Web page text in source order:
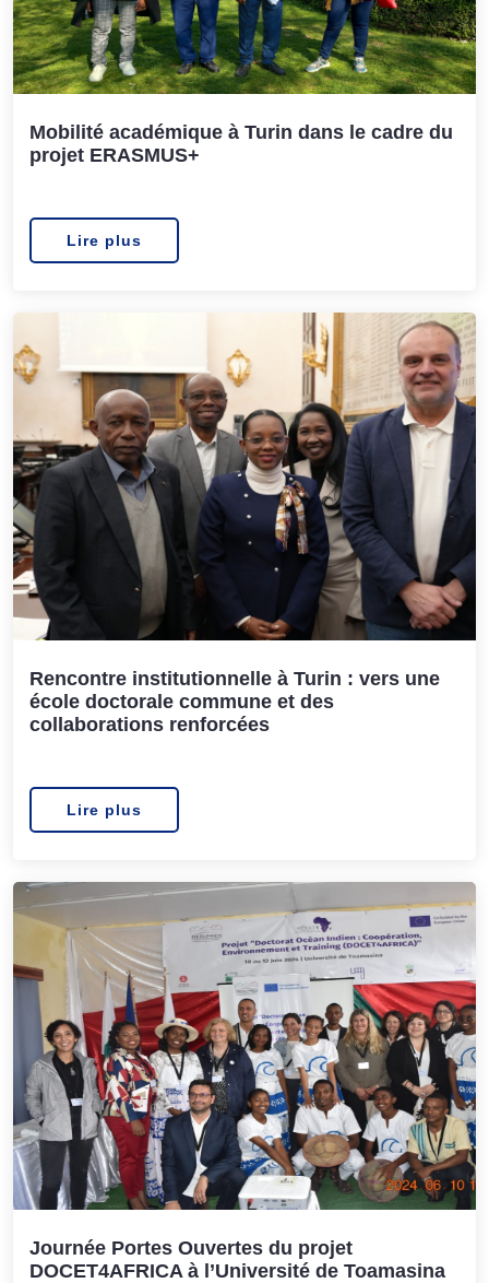
Mobilité académique à Turin dans le cadre du
projet ERASMUS+
Lire plus
Rencontre institutionnelle à Turin : vers une
école doctorale commune et des
collaborations renforcées
Lire plus
Journée Portes Ouvertes du projet
DOCET4AFRICA à l’Université de Toamasina